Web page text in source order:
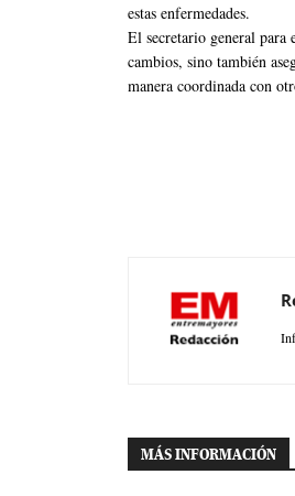
estas enfermedades.
El secretario general para
cambios, sino también
manera coordinada con
MÁS INFORMACIÓN